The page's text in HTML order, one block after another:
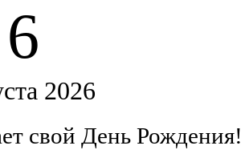
6
2026
свой День Рождения!